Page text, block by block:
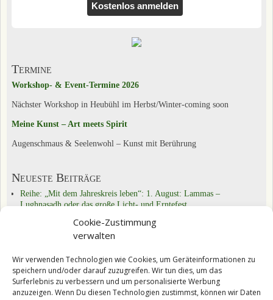
Cookie-Zustimmung
verwalten
Wir verwenden Technologien wie Cookies, um Geräteinformationen zu
speichern und/oder darauf zuzugreifen. Wir tun dies, um das
Surferlebnis zu verbessern und um personalisierte Werbung
anzuzeigen. Wenn Du diesen Technologien zustimmst, können wir Daten
Kostenlos anmelden
Termine
Workshop- & Event-Termine 2026
Nächster Workshop in Heubühl im Herbst/Winter-coming soon
Meine Kunst – Art meets Spirit
Augenschmaus & Seelenwohl – Kunst mit Berührung
Neueste Beiträge
Reihe: „Mit dem Jahreskreis leben“: 1. August: Lammas –
Lughnasadh oder das große Licht- und Erntefest
alte Bräuche weiter leben
Reihe „Mit dem Jahreskreis leben“: Beltane: Walpurgisnacht, Feuer-,
Kategorien
Das Tun & Üben(22)